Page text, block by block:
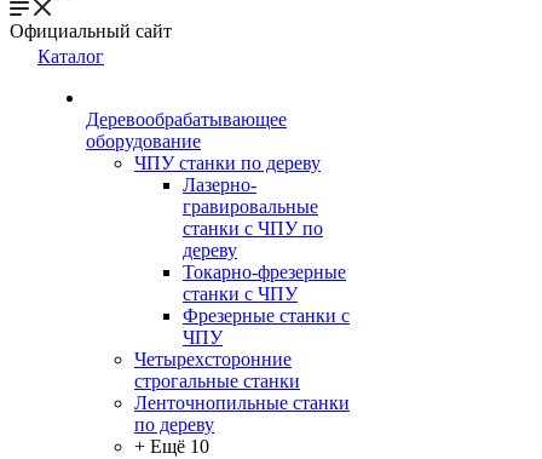
Официальный сайт
Каталог
Деревообрабатывающее
оборудование
ЧПУ станки по дереву
Лазерно-
гравировальные
станки с ЧПУ по
дереву
Токарно-фрезерные
станки с ЧПУ
Фрезерные станки с
ЧПУ
Четырехсторонние
строгальные станки
Ленточнопильные станки
по дереву
+ Ещё 10